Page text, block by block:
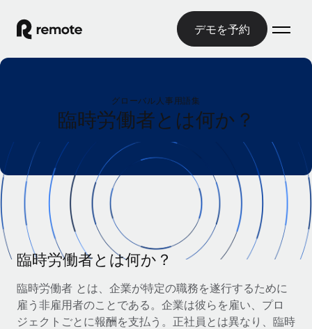
デモを予約
グローバル雇用
グローバル給与処理
コンプライアンス対応の給与処理を手軽に
Employer of Record（EOR）
グローバル展開をコストをかけずに実現
Contractor of Record
契約社員管理
世界中の契約社員をオンボーディングし、管理
各国の制度に対応
国別ガイド
/国別のグローバル雇用支援を検索する
米国州エクスプローラー
米国の各州において採用プロセスを簡素化する
Remoteを他社と比較
他社と比較した、当社の強みを確認する
リソース
ツールと計算ツール
誤分類リスク判定ツール
国別に従業員の誤分類リスクを確認する
各国の総従業員コストを計算する
契約社員の報酬計算ツール
日本語
English
グローバル人事用語集
臨時労働者とは何か？
臨時労働者とは何か？
臨時労働者 とは、企業が特定の職務を遂行するために
雇う非雇用者のことである。企業は彼らを雇い、プロ
ジェクトごとに報酬を支払う。正社員とは異なり、臨時